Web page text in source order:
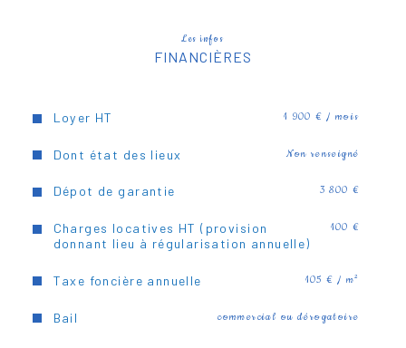
Les infos
FINANCIÈRES
Loyer HT 1 900 € / mois
Dont état des lieux Non renseigné
Dépot de garantie 3 800 €
Charges locatives HT (provision
donnant lieu à régularisation annuelle)
100 €
Taxe foncière annuelle 105 € / m²
Bail commercial ou dérogatoire